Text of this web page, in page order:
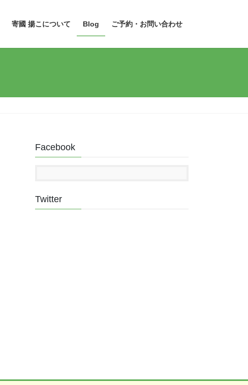
寄國 揚こについて Blog ご予約・お問い合わせ
Facebook
Twitter